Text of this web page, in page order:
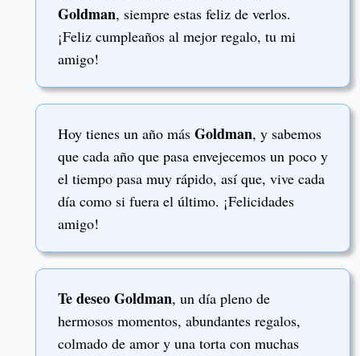
Goldman, siempre estas feliz de verlos.
¡Feliz cumpleaños al mejor regalo, tu mi
amigo!
Hoy tienes un año más Goldman, y sabemos
que cada año que pasa envejecemos un poco y
el tiempo pasa muy rápido, así que, vive cada
día como si fuera el último. ¡Felicidades
amigo!
Te deseo Goldman, un día pleno de
hermosos momentos, abundantes regalos,
colmado de amor y una torta con muchas